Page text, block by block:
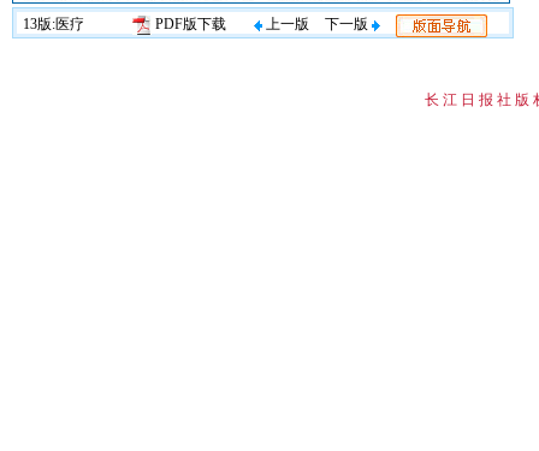
13版:医疗 PDF版下载 上一版 下一版
长 江 日 报 社 版